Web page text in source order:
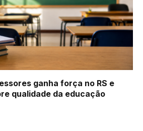
ganha força no RS e
qualidade da educação